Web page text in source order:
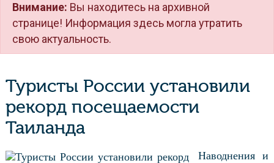
Внимание: Вы находитесь на архивной
странице! Информация здесь могла утратить
свою актуальность.
Туристы России установили
рекорд посещаемости
Таиланда
Наводнения и